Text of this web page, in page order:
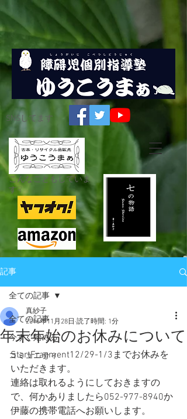
SNSしてます
こんなこともしていま
す☟
記事
全ての記事
今すぐ始める
コミュニティ
全ての記事
年末年始のお休みについて
真紗子
2016年11月28日 読了時間: 1分
StartFragment12/29-1/3までお休みを
いただきます。
連絡は取れるようにしておきますの
で、何かありましたら052-977-8940か
伊藤の携帯電話へお願いします。